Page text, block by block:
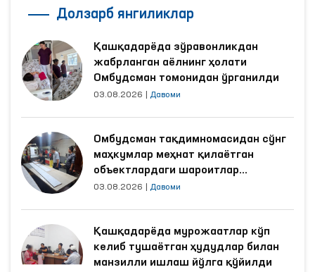
Долзарб янгиликлар
Қашқадарёда зўравонликдан
жабрланган аёлнинг ҳолати
Омбудсман томонидан ўрганилди
03.08.2026 Давоми
Омбудсман тақдимномасидан сўнг
маҳкумлар меҳнат қилаётган
объектлардаги шароитлар
яхшиланди
03.08.2026 Давоми
Қашқадарёда мурожаатлар кўп
келиб тушаётган ҳудудлар билан
манзилли ишлаш йўлга қўйилди